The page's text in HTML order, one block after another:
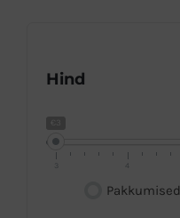
Hind
4
Pakkumised